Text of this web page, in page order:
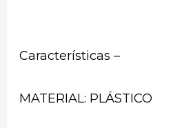
Características –
MATERIAL: PLÁSTICO